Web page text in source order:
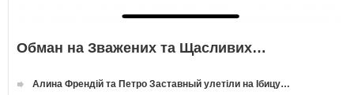
Обман на Зважених та Щасливих…
Алина Френдій та Петро Заставный улетіли на Ібицу…